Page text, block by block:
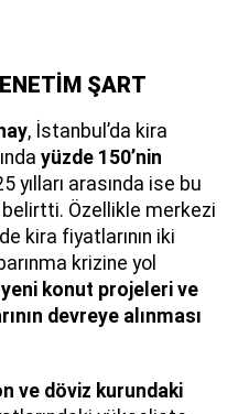
ŞART
, İstanbul’da kira
yüzde 150’nin
yılları arasında ise bu
belirtti. Özellikle merkezi
kira fiyatlarının iki
krizine yol
yeni konut projeleri ve
devreye alınması
ve döviz kurundaki